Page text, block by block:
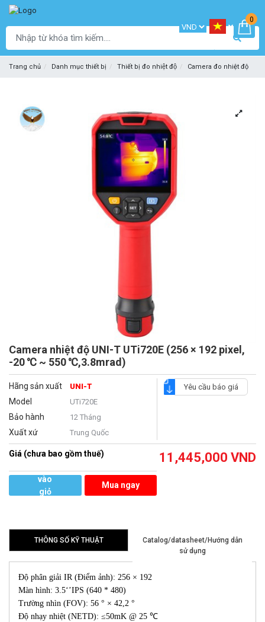
0
Trang chủ Danh mục thiết bị Thiết bị đo nhiệt độ Camera đo nhiệt độ
Camera nhiệt độ UNI-T UTi720E (256 × 192 pixel,
-20 ℃ ~ 550 ℃,3.8mrad)
Hãng sản xuất UNI-T
Model UTi720E
Bảo hành 12 Tháng
Xuất xứ Trung Quốc
Yêu cầu báo giá
Giá (chưa bao gồm thuế) 11,445,000 VND
vào
giỏ
Mua ngay
THÔNG SỐ KỸ THUẬT
Catalog/datasheet/Hướng dẫn
sử dụng
Độ phân giải IR (Điểm ảnh): 256 × 192
Màn hình: 3.5‘’IPS (640 * 480)
Trường nhìn (FOV): 56 ° × 42,2 °
Độ nhạy nhiệt (NETD): ≤50mK @ 25 ℃